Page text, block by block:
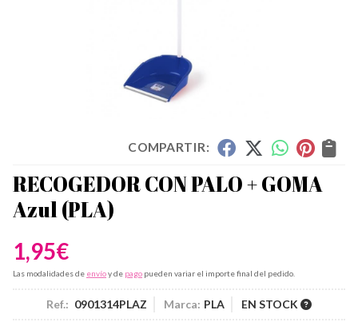
COMPARTIR:
RECOGEDOR CON PALO + GOMA
Azul(PLA)
1,95€
Las modalidades de envíoy de pago pueden variar el importe final del pedido.
Ref.: 0901314PLAZ Marca: PLA EN STOCK